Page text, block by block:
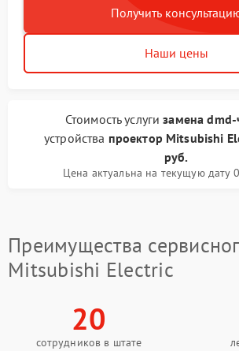
Получить
Наши цены
Стоимость услугизамена dmd-
устройства проектор Mitsubishi
руб.
Цена актуальна на текущую дату
Преимущества
Mitsubishi Electric
20
сотрудников в штате